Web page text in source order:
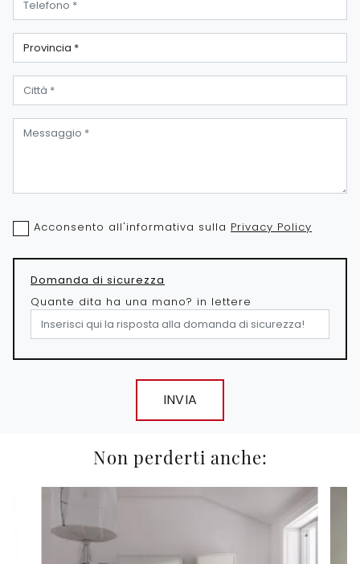
Acconsento all'informativa sulla Privacy Policy
Domanda di sicurezza
Quante dita ha una mano? in lettere
INVIA
Non perderti anche: